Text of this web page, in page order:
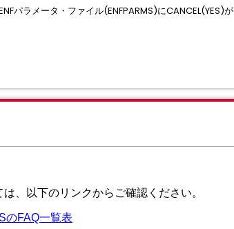
パラメータ・ファイル(ENFPARMS)にCANCEL(YES)が
、以下のリンクからご確認ください。
のFAQ一覧表